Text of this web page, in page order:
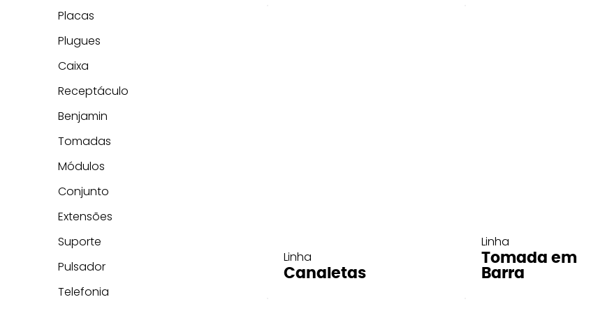
Linha
Canaletas
Linha
Tomada em
Barra
Placas
Plugues
Caixa
Receptáculo
Benjamin
Tomadas
Módulos
Conjunto
Extensões
Suporte
Pulsador
Telefonia